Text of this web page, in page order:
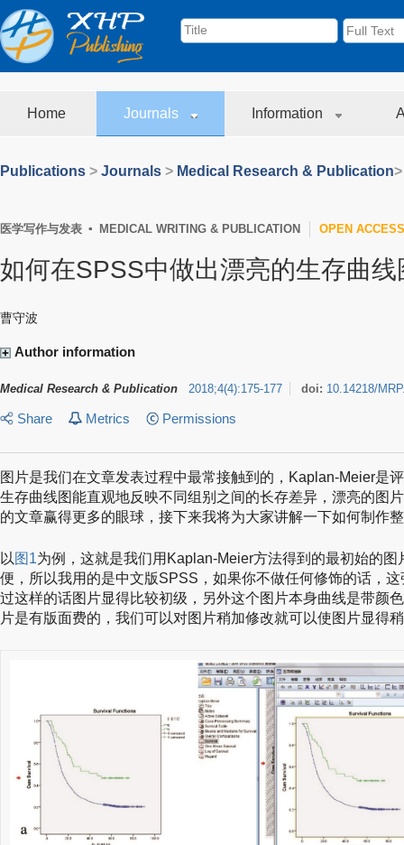
Home Journals Information
Publications > Journals > Medical Research & Publication
医学写作与发表 ▪ MEDICAL WRITING & PUBLICATION OPEN ACCESS
如何在SPSS中做出漂亮的生存曲线
曹守波
Author information
Medical Research & Publication 2018;4(4):175-177 doi: 10.14218/
Share Metrics Permissions
图片是我们在文章发表过程中最常接触到的，Kaplan-Meier是
生存曲线图能直观地反映不同组别之间的长存差异，漂亮的图
的文章赢得更多的眼球，接下来我将为大家讲解一下如何制作
以 图1为例，这就是我们用Kaplan-Meier方法得到的最初始的
便，所以我用的是中文版SPSS，如果你不做任何修饰的话，
过这样的话图片显得比较初级，另外这个图片本身曲线是带颜
片是有版面费的，我们可以对图片稍加修改就可以使图片显得